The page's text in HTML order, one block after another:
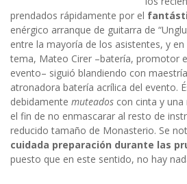
prendados rápidamente por el
enérgico arranque de guitarra de
entre la mayoría de los asistentes, y
tema, Mateo Cirer –batería, promotor
evento– siguió blandiendo con
atronadora batería acrílica del evento.
debidamente muteados con cinta y
el fin de no enmascarar al resto de
reducido tamaño de Monasterio. Se
cuidada preparación durante las
puesto que en este sentido, no hay